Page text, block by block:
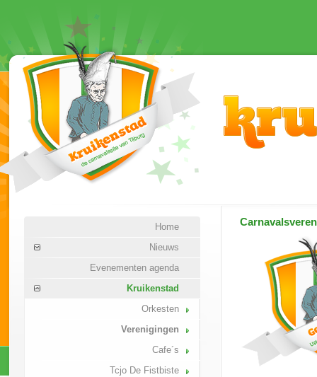
Home
Nieuws
Evenementen agenda
Kruikenstad
Orkesten
Verenigingen
Cafe´s
Tcjo De Fistbiste